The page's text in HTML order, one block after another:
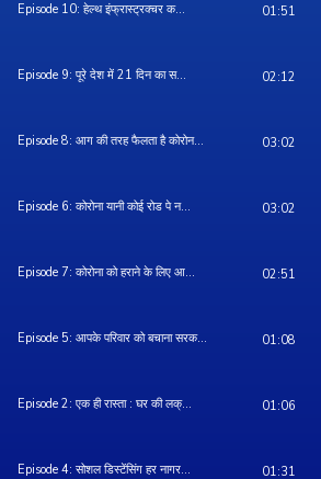
Episode 10: हेल्थ इंफ्रास्ट्रक्चर क... 01:51
Episode 9: पूरे देश में 21 दिन का स... 02:12
Episode 8: आग की तरह फैलता है कोरोन... 03:02
Episode 6: कोरोना यानी कोई रोड पे न... 03:02
Episode 7: कोरोना को हराने के लिए आ... 02:51
Episode 5: आपके परिवार को बचाना सरक... 01:08
Episode 2: एक ही रास्ता : घर की लक्... 01:06
Episode 4: सोशल डिस्टेंसिंग हर नागर... 01:31